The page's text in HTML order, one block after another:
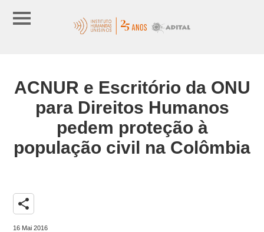
ACNUR e Escritório da ONU
para Direitos Humanos
pedem proteção à
população civil na Colômbia
share
16 Mai 2016